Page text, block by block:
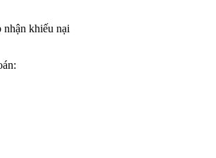
khiếu nại